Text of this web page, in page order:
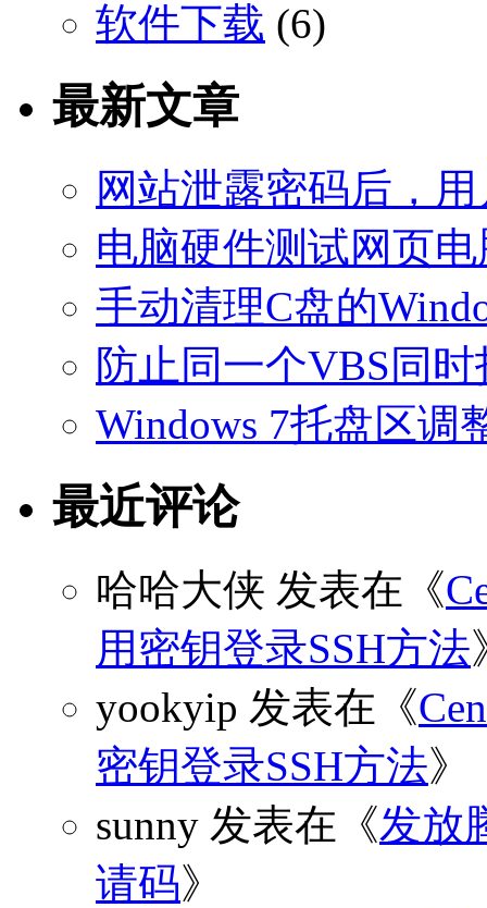
软件下载 (6)
最新文章
网站泄露密码后，
电脑硬件测试网页
手动清理C盘的
防止同一个VBS同
Windows 7托盘区调
最近评论
哈哈大侠 发表在《
用密钥登录SSH方法
yookyip 发表在《
密钥登录SSH方法》
sunny 发表在《发放
请码》